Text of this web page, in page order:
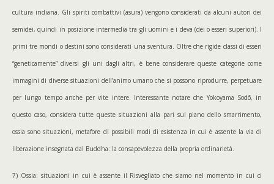
cultura indiana. Gli spiriti combattivi (asura) vengono considerati da alcuni autori dei
semidei, quindi in posizione intermedia tra gli uomini e i deva (dei o esseri superiori). I
primi tre mondi o destini sono considerati una sventura. Oltre che rigide classi di esseri
“geneticamente” diversi gli uni dagli altri, è bene considerare queste categorie come
immagini di diverse situazioni dell’animo umano che si possono riprodurre, perpetuare
per lungo tempo anche per vite intere. Interessante notare che Yokoyama Sodō, in
questo caso, considera tutte queste situazioni alla pari sul piano dello smarrimento,
ossia sono situazioni, metafore di possibili modi di esistenza in cui è assente la via di
liberazione insegnata dal Buddha: la consapevolezza della propria ordinarietà.
7) Ossia: situazioni in cui è assente il Risvegliato che siamo nel momento in cui ci